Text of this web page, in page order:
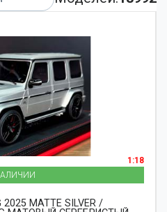
1:18
2025 MATTE SILVER /